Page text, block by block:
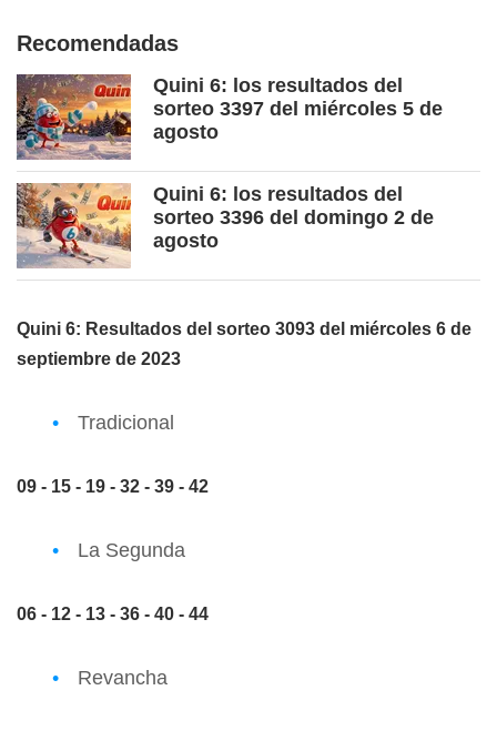
Recomendadas
Quini 6: los resultados del
sorteo 3397 del miércoles 5 de
agosto
Quini 6: los resultados del
sorteo 3396 del domingo 2 de
agosto
Quini 6: Resultados del sorteo 3093 del miércoles 6 de
septiembre de 2023
Tradicional
09 - 15 - 19 - 32 - 39 - 42
La Segunda
06 - 12 - 13 - 36 - 40 - 44
Revancha